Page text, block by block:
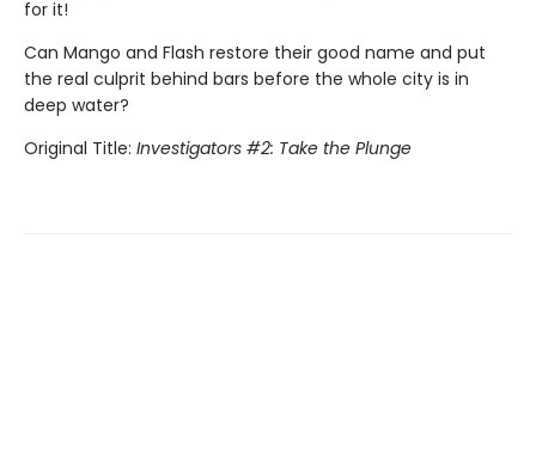
for it!
Can Mango and Flash restore their good name and put
the real culprit behind bars before the whole city is in
deep water?
Original Title: Investigators #2: Take the Plunge